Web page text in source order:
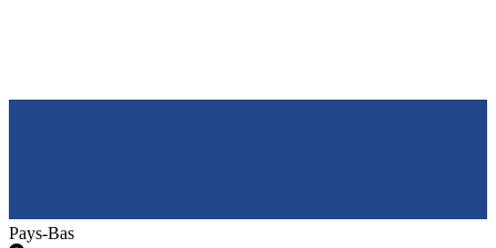
Pays-Bas